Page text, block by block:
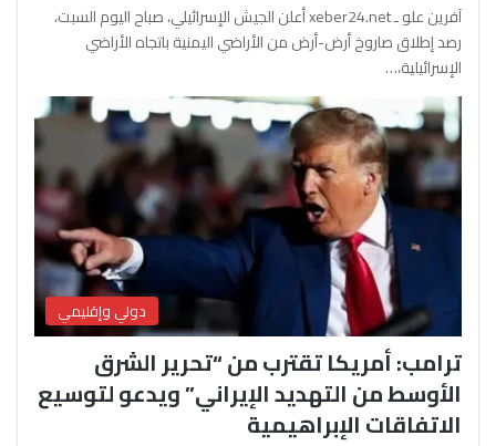
آفرين علو ـ xeber24.net أعلن الجيش الإسرائيلي، صباح اليوم السبت،
رصد إطلاق صاروخ أرض-أرض من الأراضي اليمنية باتجاه الأراضي
الإسرائيلية،…
دولي وإقليمي
ترامب: أمريكا تقترب من “تحرير الشرق
الأوسط من التهديد الإيراني” ويدعو لتوسيع
الاتفاقات الإبراهيمية